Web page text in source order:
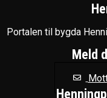
Portalen til bygda
Meld